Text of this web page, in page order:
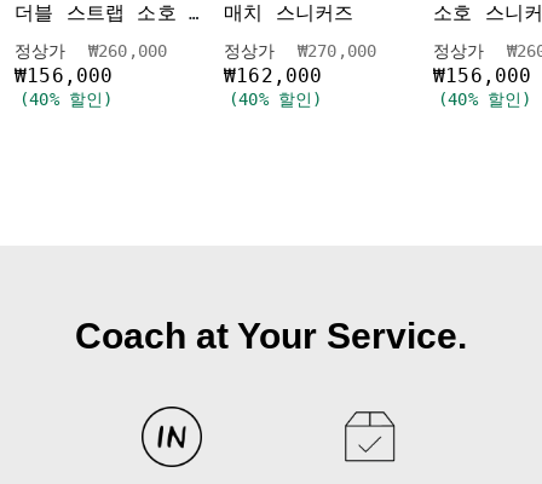
더블 스트랩 소호 스니커즈
정상가
가격 인하 전
₩260,000인하됨
₩156,000
(40% 할인)
매치 스니커즈
정상가 가격 인하 전
₩270,000인하됨
₩162,000
(40% 할인)
정상가 가
₩156,000
(40% 할인)
Coach at Your Service.